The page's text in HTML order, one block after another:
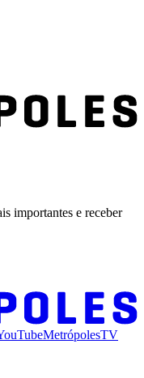
importantes e receber
MetrópolesTV